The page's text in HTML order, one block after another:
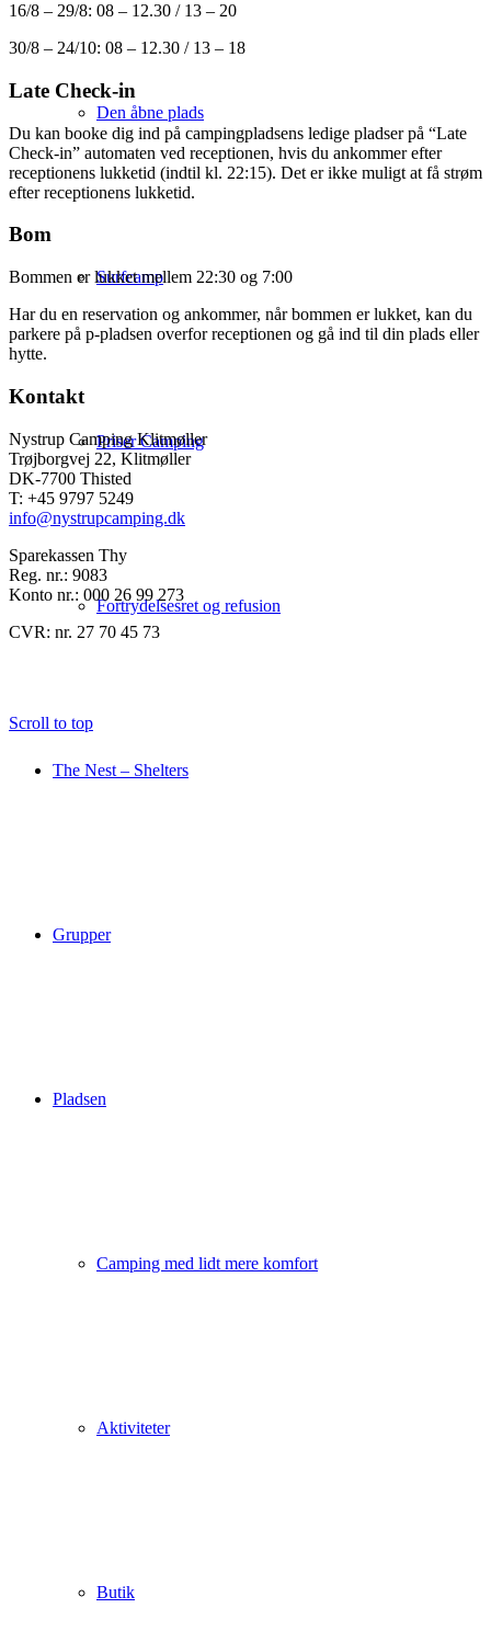
Den åbne plads
Surfcamp
Priser Camping
Fortrydelsesret og refusion
The Nest – Shelters
Grupper
Pladsen
Camping med lidt mere komfort
Aktiviteter
Butik
16/8 – 29/8: 08 – 12.30 / 13 – 20
30/8 – 24/10: 08 – 12.30 / 13 – 18
Late Check-in
Du kan booke dig ind på campingpladsens ledige pladser på “Late
Check-in” automaten ved receptionen, hvis du ankommer efter
receptionens lukketid (indtil kl. 22:15). Det er ikke muligt at få strøm
efter receptionens lukketid.
Bom
Bommen er lukket mellem 22:30 og 7:00
Har du en reservation og ankommer, når bommen er lukket, kan du
parkere på p-pladsen overfor receptionen og gå ind til din plads eller
hytte.
Kontakt
Nystrup Camping Klitmøller
Trøjborgvej 22, Klitmøller
DK-7700 Thisted
T: +45 9797 5249
info@nystrupcamping.dk
Sparekassen Thy
Reg. nr.: 9083
Konto nr.: 000 26 99 273
CVR: nr. 27 70 45 73
Scroll to top